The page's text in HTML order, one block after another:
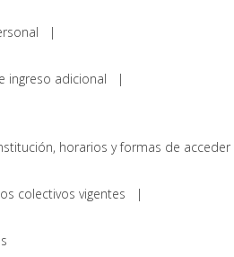
|
ingreso adicional |
horarios y formas de
colectivos vigentes |